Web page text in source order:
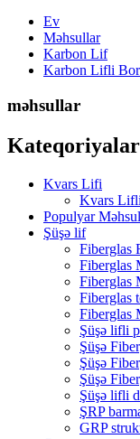
Ev
Məhsullar
Karbon Lif
Karbon Lifli
məhsullar
Kateqoriyalar
Kvars Lifi
Kvars
Populyar
Şüşə lif
Fiberglas
Fiberglas
Fiberglas
Fiberglas
Fiberglas
Şüşə lifli
Şüşə
Şüşə
Şüşə
Şüşə lifli
ŞRP
GRP